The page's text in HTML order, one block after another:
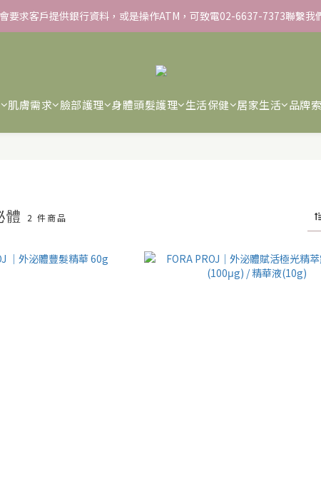
▸彈力保濕面膜/盒 ➋滿１８８８贈▸蒸氣熱敷眼罩/盒 ❸滿３３８８贈▸積
要求客戶提供銀行資料，或是操作ATM，可致電02-6637-7373聯繫我
肌膚需求 臉部護理 身體頭髮護理 生活保健 居家生活 品牌
體 2 件商品